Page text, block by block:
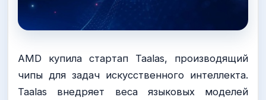
AMD купила стартап Taalas, производящий
чипы для задач искусственного интеллекта.
Taalas внедряет веса языковых моделей